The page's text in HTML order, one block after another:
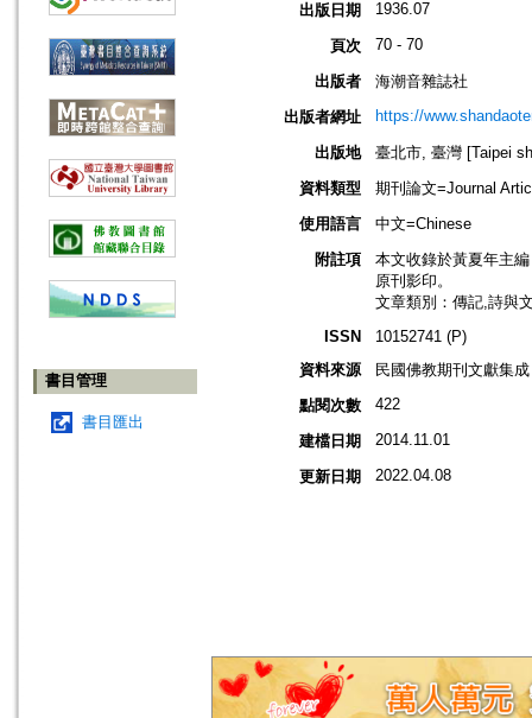
書目管理
書目匯出
出版日期 1936.07
頁次 70 - 70
出版者
海潮音雜誌社
出版者網址
https://
出版地
臺北市, 臺灣 [Taipei
資料類型
期刊論文=Journal
使用語言
中文=Chinese
附註項
本文收錄於黃夏年主
原刊影印。
文章類別：傳記,詩與
ISSN
10152741 (P)
資料來源
民國佛教期刊文獻集
點閱次數
422
建檔日期 2014.11.01
更新日期 2022.04.08